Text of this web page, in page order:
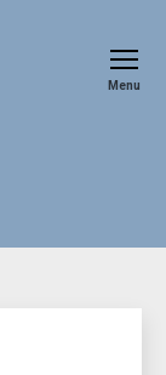
Menu